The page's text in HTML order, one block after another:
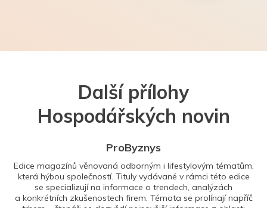
Další přílohy
Hospodářských novin
ProByznys
Edice magazínů věnovaná odborným i lifestylovým tématům,
která hýbou společností. Tituly vydávané v rámci této edice
se specializují na informace o trendech, analýzách
a konkrétních zkušenostech firem. Témata se prolínají napříč